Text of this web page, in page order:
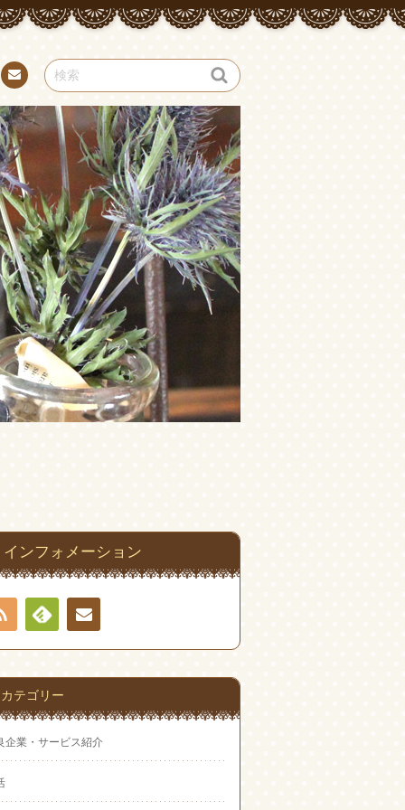
い合
わせ
インフォメーション
RSS
Feedlyお問
い合
わせ
カテゴリー
企業・サービス紹介